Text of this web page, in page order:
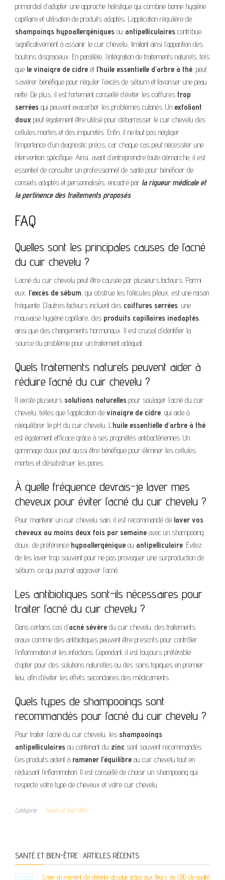
primordial d’adopter une approche holistique qui combine bonne hygiène
capillaire et utilisation de produits adaptés. L’application régulière de
shampoings hypoallergéniques ou antipelliculaires contribue
significativement à assainir le cuir chevelu, limitant ainsi l’apparition des
boutons disgracieux. En parallèle, l’intégration de traitements naturels, tels
que le vinaigre de cidre et l’huile essentielle d’arbre à thé, peut
s’avérer bénéfique pour réguler l’excès de sébum et favoriser une peau
nette. De plus, il est fortement conseillé d’éviter les coiffures trop
serrées qui peuvent exacerber les problèmes cutanés. Un exfoliant
doux peut également être utilisé pour débarrasser le cuir chevelu des
cellules mortes et des impuretés. Enfin, il ne faut pas négliger
l’importance d’un diagnostic précis, car chaque cas peut nécessiter une
intervention spécifique. Ainsi, avant d’entreprendre toute démarche, il est
essentiel de consulter un professionnel de santé pour bénéficier de
conseils adaptés et personnalisés, encadré par la rigueur médicale et
la pertinence des traitements proposés.
FAQ
Quelles sont les principales causes de l’acné
du cuir chevelu ?
L’acné du cuir chevelu peut être causée par plusieurs facteurs. Parmi
eux, l’excès de sébum, qui obstrue les follicules pileux, est une raison
fréquente. D’autres facteurs incluent des coiffures serrées, une
mauvaise hygiène capillaire, des produits capillaires inadaptés,
ainsi que des changements hormonaux. Il est crucial d’identifier la
source du problème pour un traitement adéquat.
Quels traitements naturels peuvent aider à
réduire l’acné du cuir chevelu ?
Il existe plusieurs solutions naturelles pour soulager l’acné du cuir
chevelu, telles que l’application de vinaigre de cidre, qui aide à
rééquilibrer le pH du cuir chevelu. L’huile essentielle d’arbre à thé
est également efficace grâce à ses propriétés antibactériennes. Un
gommage doux peut aussi être bénéfique pour éliminer les cellules
mortes et désobstruer les pores.
À quelle fréquence devrais-je laver mes
cheveux pour éviter l’acné du cuir chevelu ?
Pour maintenir un cuir chevelu sain, il est recommandé de laver vos
cheveux au moins deux fois par semaine avec un shampooing
doux, de préférence hypoallergénique ou antipelliculaire. Évitez
de les laver trop souvent pour ne pas provoquer une surproduction de
sébum, ce qui pourrait aggraver l’acné.
Les antibiotiques sont-ils nécessaires pour
traiter l’acné du cuir chevelu ?
Dans certains cas d’acné sévère du cuir chevelu, des traitements
oraux comme des antibiotiques peuvent être prescrits pour contrôler
l’inflammation et les infections. Cependant, il est toujours préférable
d’opter pour des solutions naturelles ou des soins topiques en premier
lieu, afin d’éviter les effets secondaires des médicaments.
Quels types de shampooings sont
recommandés pour l’acné du cuir chevelu ?
Pour traiter l’acné du cuir chevelu, les shampooings
antipelliculaires ou contenant du zinc sont souvent recommandés.
Ces produits aident à ramener l’équilibre au cuir chevelu tout en
réduisant l’inflammation. Il est conseillé de choisir un shampooing qui
respecte votre type de cheveux et votre cuir chevelu.
Catégorie Santé et bien-être
SANTÉ ET BIEN-ÊTRE : ARTICLES RÉCENTS
Créer un moment de détente absolue grâce aux fleurs de CBD de qualité